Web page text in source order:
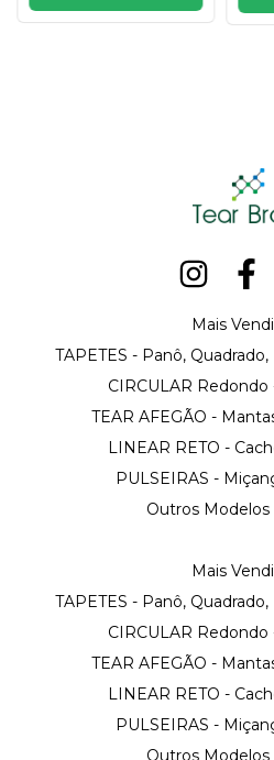
Mais
TAPETES - Panô,
CIRCULAR Redondo
TEAR AFEGÃO -
LINEAR RETO -
PULSEIRAS -
Outros Modelos
Mais
TAPETES - Panô,
CIRCULAR Redondo
TEAR AFEGÃO -
LINEAR RETO -
PULSEIRAS -
Outros Modelos